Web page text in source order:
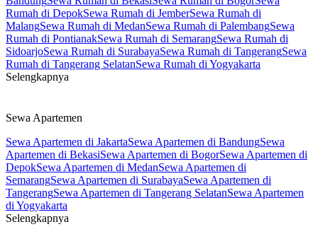
Rumah di DepokSewa Rumah di JemberSewa Rumah di
MalangSewa Rumah di MedanSewa Rumah di PalembangSewa
Rumah di PontianakSewa Rumah di SemarangSewa Rumah di
SidoarjoSewa Rumah di SurabayaSewa Rumah di TangerangSewa
Rumah di Tangerang SelatanSewa Rumah di Yogyakarta
Selengkapnya
Sewa Apartemen
Sewa Apartemen di JakartaSewa Apartemen di BandungSewa
Apartemen di BekasiSewa Apartemen di BogorSewa Apartemen di
DepokSewa Apartemen di MedanSewa Apartemen di
SemarangSewa Apartemen di SurabayaSewa Apartemen di
TangerangSewa Apartemen di Tangerang SelatanSewa Apartemen
di Yogyakarta
Selengkapnya